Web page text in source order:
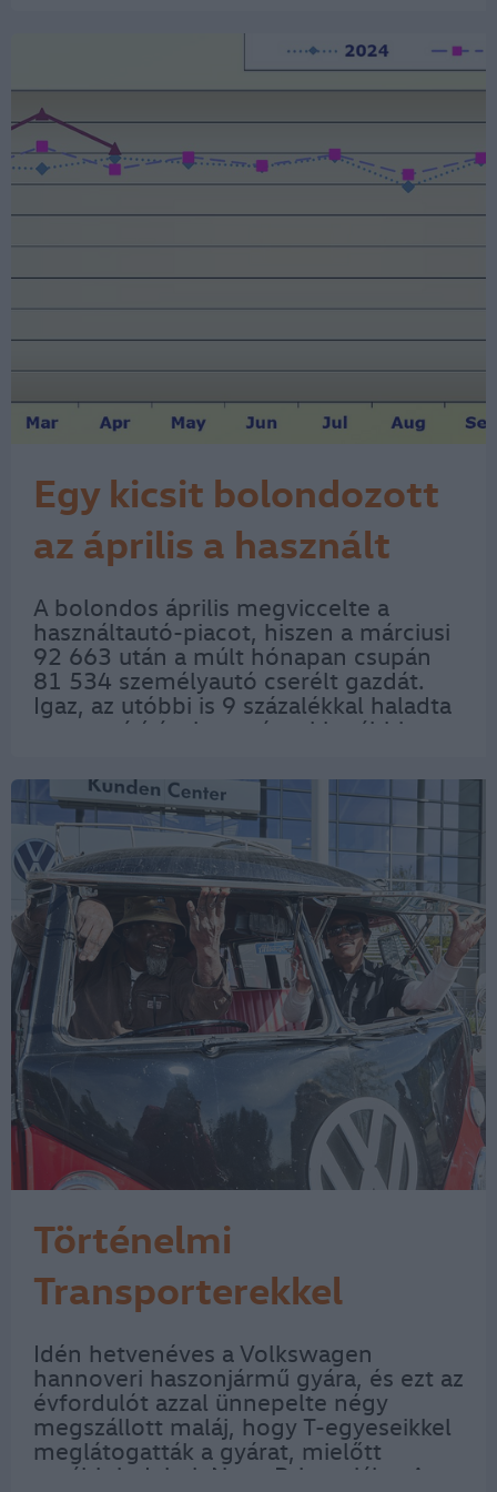
szerint akár 630 kilométeres
hatótávolságot tesz lehetővé. A…
Egy kicsit bolondozott
az április a használt
piacon
A bolondos április megviccelte a
használtautó-piacot, hiszen a márciusi
92 663 után a múlt hónapan csupán
81 534 személyautó cserélt gazdát.
Igaz, az utóbbi is 9 százalékkal haladta
meg az átírások egy évvel korábbi
százalékos volt a forgalombővülés –
olvasható a Data…
Történelmi
Transporterekkel
Malajziából
Hannoverbe
Idén hetvenéves a Volkswagen
hannoveri haszonjármű gyára, és ezt az
évfordulót azzal ünnepelte négy
megszállott maláj, hogy T-egyeseikkel
meglátogatták a gyárat, mielőtt
tovább indultak Nagy Britanniába. A